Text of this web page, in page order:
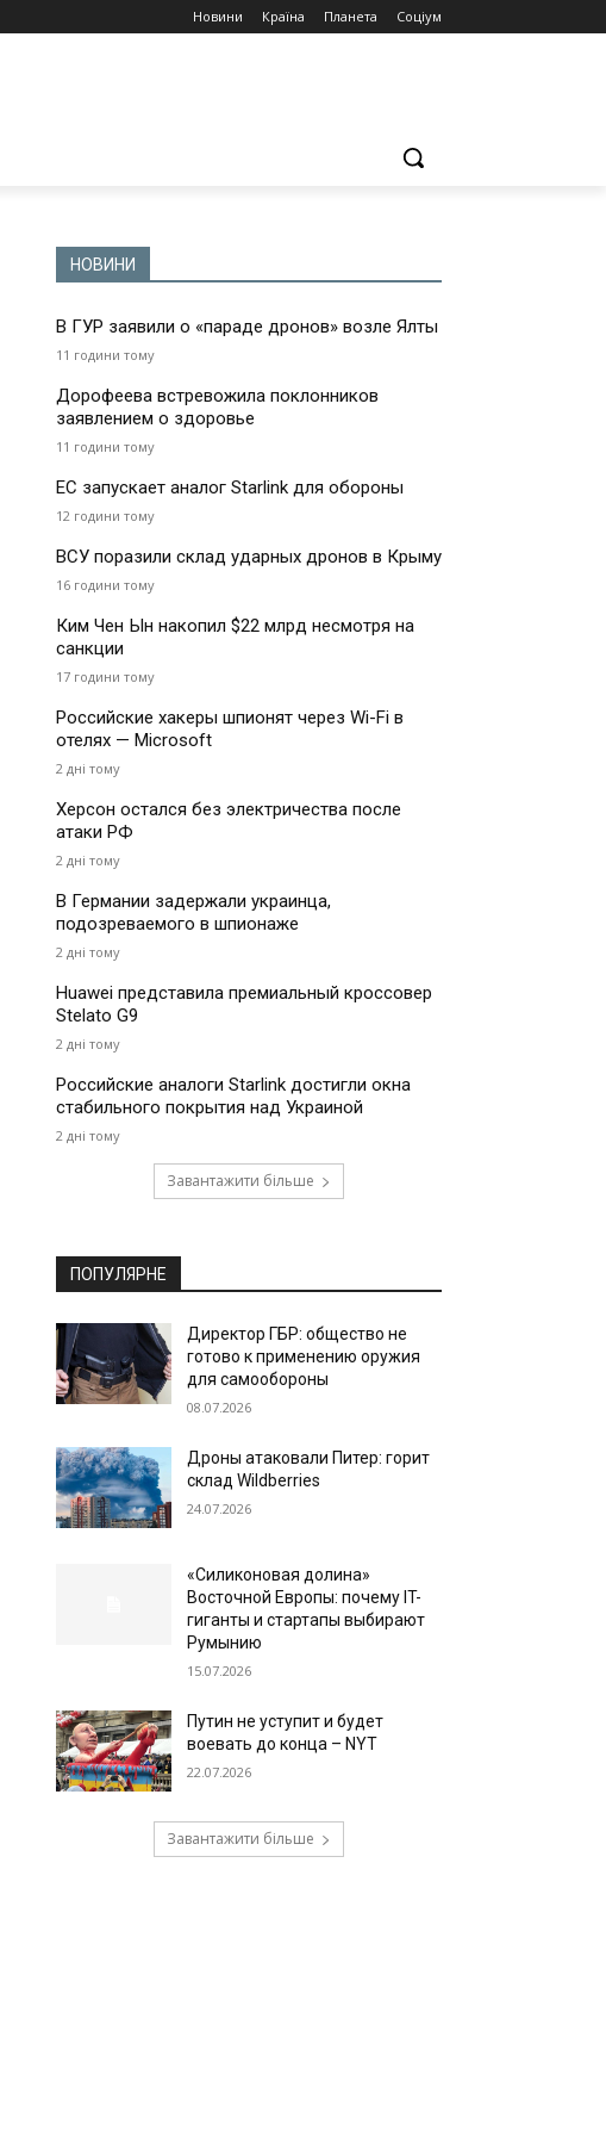
Новини Країна Планета Соціум
НОВИНИ
В ГУР заявили о «параде дронов» возле Ялты
11 години тому
Дорофеева встревожила поклонников
заявлением о здоровье
11 години тому
ЕС запускает аналог Starlink для обороны
12 години тому
ВСУ поразили склад ударных дронов в Крыму
16 години тому
Ким Чен Ын накопил $22 млрд несмотря на
санкции
17 години тому
Российские хакеры шпионят через Wi-Fi в
отелях — Microsoft
2 дні тому
Херсон остался без электричества после
атаки РФ
2 дні тому
В Германии задержали украинца,
подозреваемого в шпионаже
2 дні тому
Huawei представила премиальный кроссовер
Stelato G9
2 дні тому
Российские аналоги Starlink достигли окна
стабильного покрытия над Украиной
2 дні тому
Завантажити більше
ПОПУЛЯРНЕ
Директор ГБР: общество не
готово к применению оружия
для самообороны
08.07.2026
Дроны атаковали Питер: горит
склад Wildberries
24.07.2026
«Силиконовая долина»
Восточной Европы: почему IT-
гиганты и стартапы выбирают
Румынию
15.07.2026
Путин не уступит и будет
воевать до конца – NYT
22.07.2026
Завантажити більше